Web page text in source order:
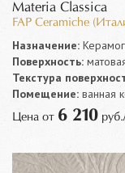
Materia Classica
FAP Ceramiche
Назначение:
Поверхность:
Текстура
Помещение: ванная
Цена от 6 210